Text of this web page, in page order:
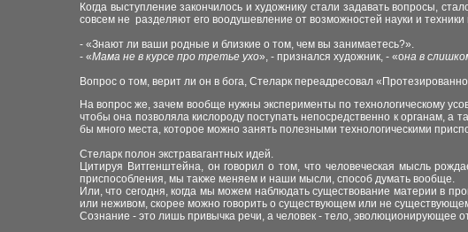
Когда выступление закончилось и художнику стали задавать вопросы,
совсем не разделяют его воодушевление от возможностей науки и
- «Знают ли ваши родные и близкие о том, чем вы занимаетесь?».
- «Мама не в курсе про третье ухо», - признался художник, - «она в
Вопрос о том, верит ли он в бога, Стеларк переадресовал
На вопрос же, зачем вообще нужны эксперименты по технологическому
чтобы она позволяла кислороду поступать непосредственно к органам, а
бы много места, которое можно занять полезными технологическими
Стеларк полон экстравагантных идей.
Цитируя Витгенштейна, он говорил о том, что человеческая мысль
приспособления, мы также меняем и наши мысли, способ думать вообще.
Или, что сегодня, когда мы можем наблюдать существование материи в
или неживом, скорее можно говорить о существующем или не
Сознание - это лишь привычка речи, а человек - тело, эволюционирующее